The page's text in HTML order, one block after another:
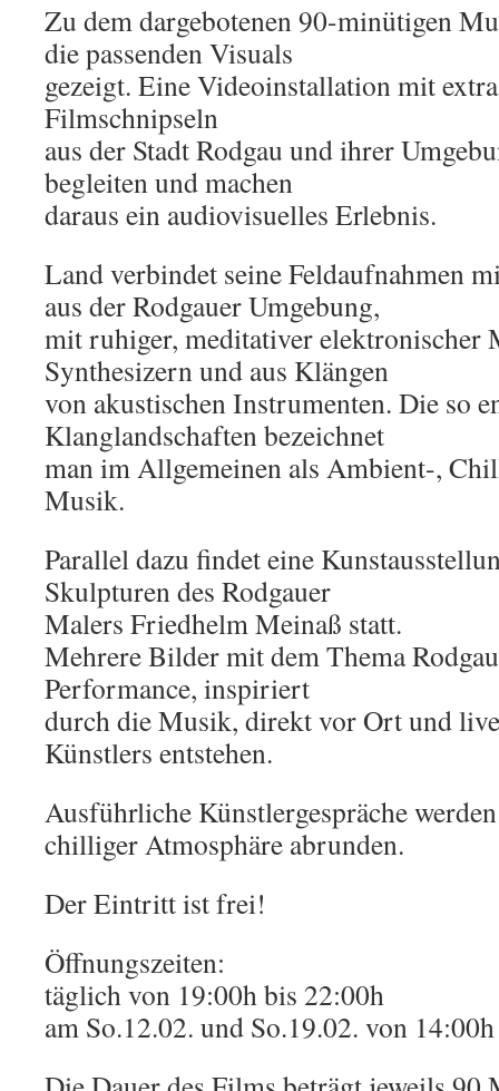
Zu dem dargebotenen 90-minütigen
die passenden Visuals
gezeigt. Eine Videoinstallation mit
Filmschnipseln
aus der Stadt Rodgau und ihrer
begleiten und machen
daraus ein audiovisuelles Erlebnis.
Land verbindet seine Feldaufnahmen
aus der Rodgauer Umgebung,
mit ruhiger, meditativer elektronischer
Synthesizern und aus Klängen
von akustischen Instrumenten. Die so
Klanglandschaften bezeichnet
man im Allgemeinen als Ambient-,
Musik.
Parallel dazu findet eine
Skulpturen des Rodgauer
Malers Friedhelm Meinaß statt.
Mehrere Bilder mit dem Thema
Performance, inspiriert
durch die Musik, direkt vor Ort und
Künstlers entstehen.
Ausführliche Künstlergespräche
chilliger Atmosphäre abrunden.
Der Eintritt ist frei!
Öffnungszeiten:
täglich von 19:00h bis 22:00h
am So.12.02. und So.19.02. von